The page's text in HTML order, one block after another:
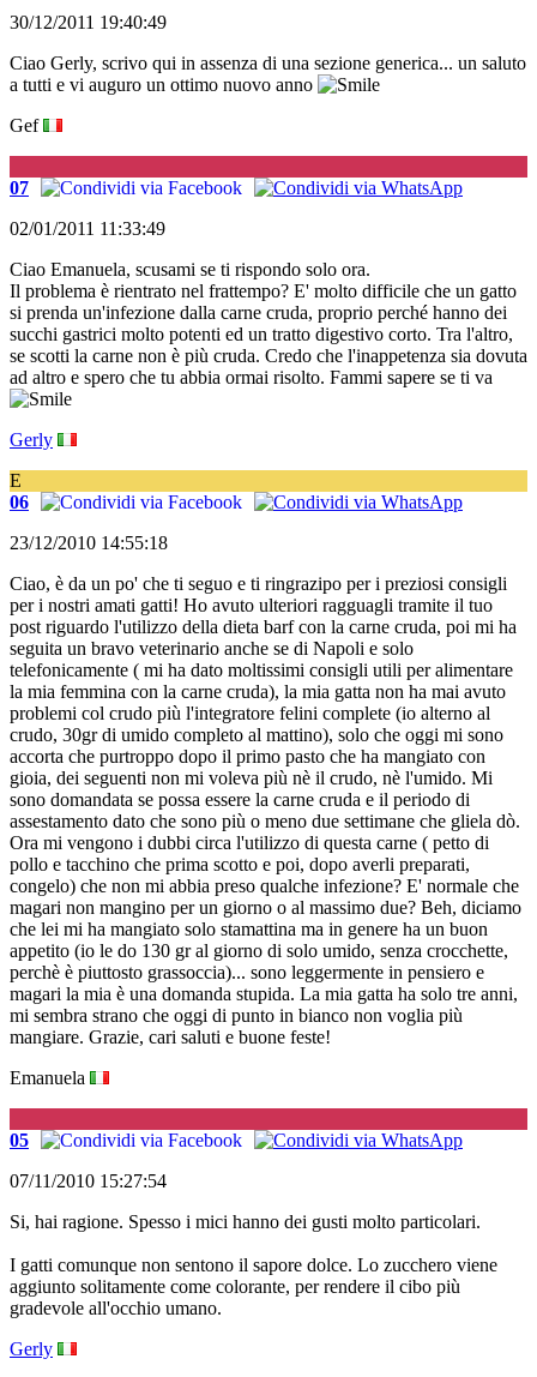
30/12/2011 19:40:49
Ciao Gerly, scrivo qui in assenza di una sezione generica... un saluto
a tutti e vi auguro un ottimo nuovo anno
Gef
07
02/01/2011 11:33:49
Ciao Emanuela, scusami se ti rispondo solo ora.
Il problema è rientrato nel frattempo? E' molto difficile che un gatto
si prenda un'infezione dalla carne cruda, proprio perché hanno dei
succhi gastrici molto potenti ed un tratto digestivo corto. Tra l'altro,
se scotti la carne non è più cruda. Credo che l'inappetenza sia dovuta
ad altro e spero che tu abbia ormai risolto. Fammi sapere se ti va
Gerly
E
06
23/12/2010 14:55:18
Ciao, è da un po' che ti seguo e ti ringrazipo per i preziosi consigli
per i nostri amati gatti! Ho avuto ulteriori ragguagli tramite il tuo
post riguardo l'utilizzo della dieta barf con la carne cruda, poi mi ha
seguita un bravo veterinario anche se di Napoli e solo
telefonicamente ( mi ha dato moltissimi consigli utili per alimentare
la mia femmina con la carne cruda), la mia gatta non ha mai avuto
problemi col crudo più l'integratore felini complete (io alterno al
crudo, 30gr di umido completo al mattino), solo che oggi mi sono
accorta che purtroppo dopo il primo pasto che ha mangiato con
gioia, dei seguenti non mi voleva più nè il crudo, nè l'umido. Mi
sono domandata se possa essere la carne cruda e il periodo di
assestamento dato che sono più o meno due settimane che gliela dò.
Ora mi vengono i dubbi circa l'utilizzo di questa carne ( petto di
pollo e tacchino che prima scotto e poi, dopo averli preparati,
congelo) che non mi abbia preso qualche infezione? E' normale che
magari non mangino per un giorno o al massimo due? Beh, diciamo
che lei mi ha mangiato solo stamattina ma in genere ha un buon
appetito (io le do 130 gr al giorno di solo umido, senza crocchette,
perchè è piuttosto grassoccia)... sono leggermente in pensiero e
magari la mia è una domanda stupida. La mia gatta ha solo tre anni,
mi sembra strano che oggi di punto in bianco non voglia più
mangiare. Grazie, cari saluti e buone feste!
Emanuela
05
07/11/2010 15:27:54
Si, hai ragione. Spesso i mici hanno dei gusti molto particolari.
I gatti comunque non sentono il sapore dolce. Lo zucchero viene
aggiunto solitamente come colorante, per rendere il cibo più
gradevole all'occhio umano.
Gerly